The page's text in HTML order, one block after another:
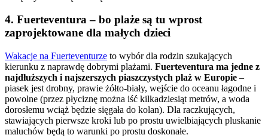
4. Fuerteventura – bo plaże są tu wprost
zaprojektowane dla małych dzieci
Wakacje na Fuerteventurze to wybór dla rodzin szukających
kierunku z naprawdę dobrymi plażami. Fuerteventura ma jedne z
najdłuższych i najszerszych piaszczystych plaż w Europie –
piasek jest drobny, prawie żółto-biały, wejście do oceanu łagodne i
powolne (przez płyciznę można iść kilkadziesiąt metrów, a woda
dorosłemu wciąż będzie sięgała do kolan). Dla raczkujących,
stawiających pierwsze kroki lub po prostu uwielbiających pluskanie
maluchów będą to warunki po prostu doskonałe.